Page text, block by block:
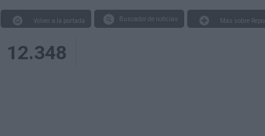
Volver a la portada Buscador de noticias Más sobre
12.348